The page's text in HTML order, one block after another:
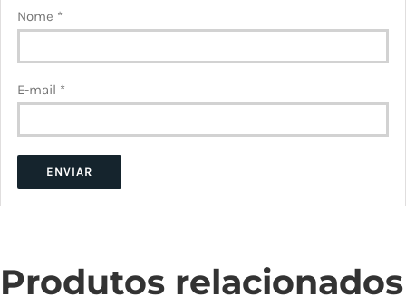
Nome *
E-mail *
Produtos relacionados